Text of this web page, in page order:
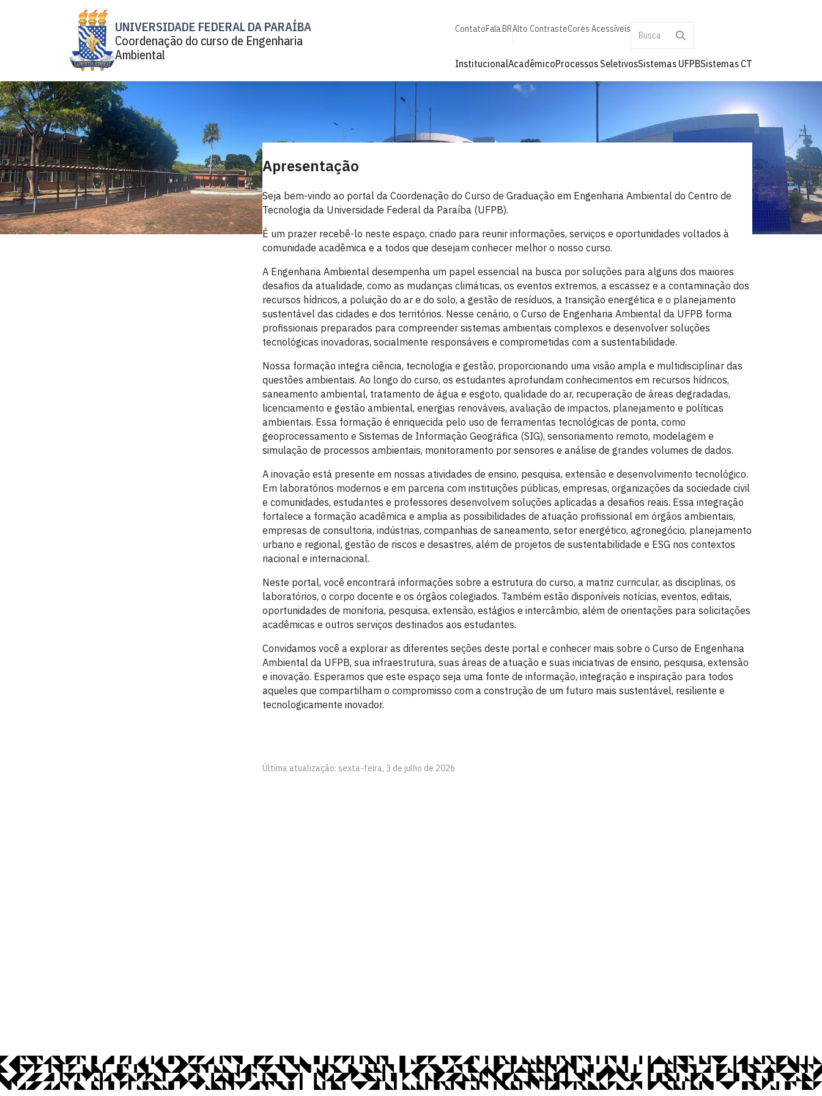
UNIVERSIDADE FEDERAL DA PARAÍBA
Coordenação do curso de Engenharia
Ambiental
ContatoFala.BRAlto ContrasteCores Acessíveis
InstitucionalAcadêmicoProcessos SeletivosSistemas UFPBSistemas CT
Apresentação
Seja bem-vindo ao portal da Coordenação do Curso de Graduação em Engenharia Ambiental do Centro de
Tecnologia da Universidade Federal da Paraíba (UFPB).
É um prazer recebê-lo neste espaço, criado para reunir informações, serviços e oportunidades voltados à
comunidade acadêmica e a todos que desejam conhecer melhor o nosso curso.
A Engenharia Ambiental desempenha um papel essencial na busca por soluções para alguns dos maiores
desafios da atualidade, como as mudanças climáticas, os eventos extremos, a escassez e a contaminação dos
recursos hídricos, a poluição do ar e do solo, a gestão de resíduos, a transição energética e o planejamento
sustentável das cidades e dos territórios. Nesse cenário, o Curso de Engenharia Ambiental da UFPB forma
profissionais preparados para compreender sistemas ambientais complexos e desenvolver soluções
tecnológicas inovadoras, socialmente responsáveis e comprometidas com a sustentabilidade.
Nossa formação integra ciência, tecnologia e gestão, proporcionando uma visão ampla e multidisciplinar das
questões ambientais. Ao longo do curso, os estudantes aprofundam conhecimentos em recursos hídricos,
saneamento ambiental, tratamento de água e esgoto, qualidade do ar, recuperação de áreas degradadas,
licenciamento e gestão ambiental, energias renováveis, avaliação de impactos, planejamento e políticas
ambientais. Essa formação é enriquecida pelo uso de ferramentas tecnológicas de ponta, como
geoprocessamento e Sistemas de Informação Geográfica (SIG), sensoriamento remoto, modelagem e
simulação de processos ambientais, monitoramento por sensores e análise de grandes volumes de dados.
A inovação está presente em nossas atividades de ensino, pesquisa, extensão e desenvolvimento tecnológico.
Em laboratórios modernos e em parceria com instituições públicas, empresas, organizações da sociedade civil
e comunidades, estudantes e professores desenvolvem soluções aplicadas a desafios reais. Essa integração
fortalece a formação acadêmica e amplia as possibilidades de atuação profissional em órgãos ambientais,
empresas de consultoria, indústrias, companhias de saneamento, setor energético, agronegócio, planejamento
urbano e regional, gestão de riscos e desastres, além de projetos de sustentabilidade e ESG nos contextos
nacional e internacional.
Neste portal, você encontrará informações sobre a estrutura do curso, a matriz curricular, as disciplinas, os
laboratórios, o corpo docente e os órgãos colegiados. Também estão disponíveis notícias, eventos, editais,
oportunidades de monitoria, pesquisa, extensão, estágios e intercâmbio, além de orientações para solicitações
acadêmicas e outros serviços destinados aos estudantes.
Convidamos você a explorar as diferentes seções deste portal e conhecer mais sobre o Curso de Engenharia
Ambiental da UFPB, sua infraestrutura, suas áreas de atuação e suas iniciativas de ensino, pesquisa, extensão
e inovação. Esperamos que este espaço seja uma fonte de informação, integração e inspiração para todos
aqueles que compartilham o compromisso com a construção de um futuro mais sustentável, resiliente e
tecnologicamente inovador.
Última atualização: sexta-feira, 3 de julho de 2026